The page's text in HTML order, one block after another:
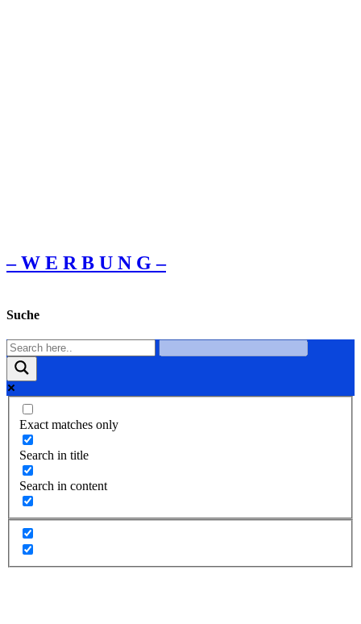
– W Ε R Β U Ν G –
Suche
Exact matches only
Search in title
Search in content